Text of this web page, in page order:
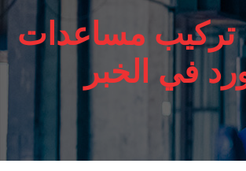
تركيب مساعدات
في الخبر